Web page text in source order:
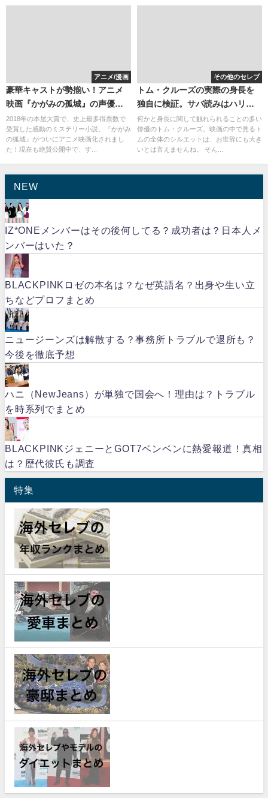
アニメ/漫画
豪華キャストが勢揃い！アニメ
映画『かがみの孤城』の声優ま
とめ
2018年の本屋大賞で、史上最多得票数で
受賞した感動のミステリー小説、『かがみ
の狐城』がついにアニメ映画化されまし
た！現在も絶賛公開中で、す...
その他のセレブ
トム・クルーズの実際の身長を
独自に検証。サバ読みはハリウ
ッドの常識？
何かと身長に関して触れられることの多い
俳優のトム・クルーズ。映画の中で見るト
ムの全体のシルエットは、お世辞にも大き
いとは言えませんね。 そん...
NEW
IZ*ONEメンバーはその後何してる？成功者は？日本人メ
ンバーはいた？
BLACKPINKロゼの本名は？なぜ英語名？出身や生い立
ちなどプロフまとめ
ニュージーンズは解散する？事務所トラブルで退所も？
今後を徹底予想
ハニ（NewJeans）が単独で国会へ！理由は？トラブル
を時系列でまとめ
BLACKPINKジェニーとGOT7ベンベンに熱愛報道！真相
は？歴代彼氏も調査
特集